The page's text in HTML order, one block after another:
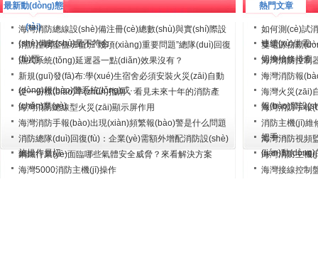
最新動(dòng)態
(tài)
海灣消防總線設(shè)備注冊(cè)總數(shù)與實(shí)際設
(shè)備數(shù)量不符合···
消防控制室值班值班“幾項(xiàng)重要問題”總隊(duì)回復
(fù)匯···
濕式系統(tǒng)延遲器一點(diǎn)效果沒有？
新規(guī)發(fā)布:學(xué)生宿舍必須安裝火災(zāi)自動
(dòng)報(bào)警系統(tǒng)或···
從一份標(biāo)準(zhǔn)指南，看見未來十年的消防產
(chǎn)業(yè)
海灣消防總線型火災(zāi)顯示屏作用
海灣消防手報(bào)出現(xiàn)頻繁報(bào)警是什么問題
消防總隊(duì)回復(fù)：企業(yè)需額外增配消防設(shè)
施操作員切···
鋼鐵行業(yè)面臨哪些氣體安全威脅？來看解決方案
海灣5000消防主機(jī)操作
熱門文章
如何測(cè)試
連續(xù)供電···
雙電源自動
切換檢修排查
海灣消防控制
···
海灣消防報
海灣火災(zāi)
報(bào)警設
海灣消防手報
消防主機(jī)維修
把手···
海灣消防視頻
(lián)動(dòng)
海灣消防主機
海灣接線控制